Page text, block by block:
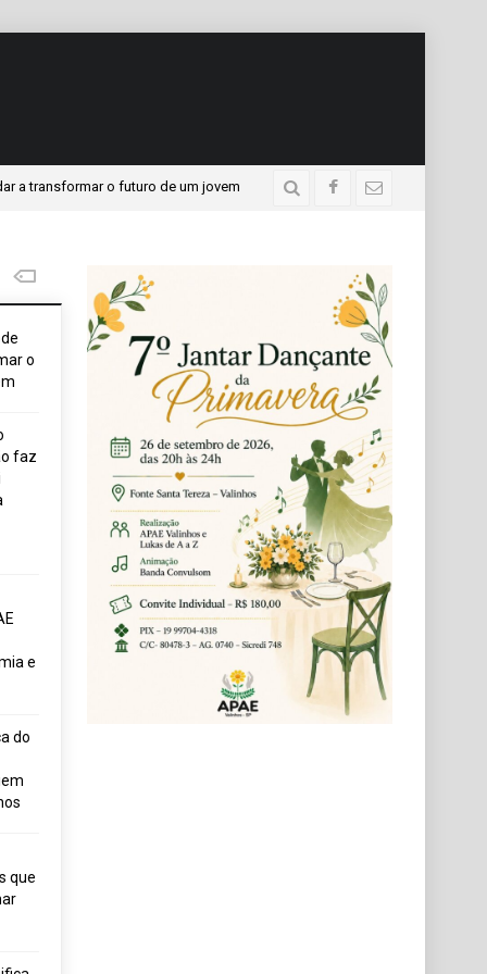
o futuro de um jovem 3 dias atrás APAE presente no
o
faz
e
do
que